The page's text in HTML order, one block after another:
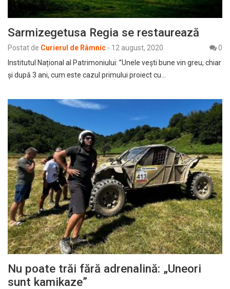
Sarmizegetusa Regia se restaurează
Postat de Curierul de Râmnic - 12 august, 2020
0
Institutul Național al Patrimoniului: ”Unele vești bune vin greu, chiar
și după 3 ani, cum este cazul primului proiect cu…
Nu poate trăi fără adrenalină: „Uneori
sunt kamikaze”